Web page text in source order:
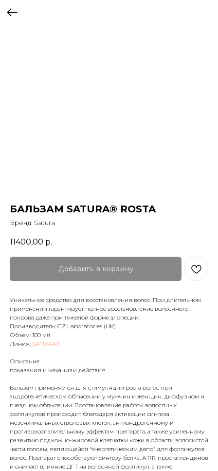
БАЛЬЗАМ SATURA® ROSTA
Бренд: Satura
11400,00 р.
Добавить в корзину
Уникальное средство для восстановления волос. При длительном
применении гарантирует полное восстановление волосяного
покрова даже при тяжёлой форме алопеции.
Производитель: GZ Laboratories (UK)
Объем: 100 мл
Линия: SATURA®
Описание
показания и механизм действия
Бальзам применяется для стимуляции роста волос при
андрогенетическом облысении у мужчин и женщин, диффузном и
гнездном облысении. Восстановление работы волосяных
фолликулов происходит благодаря активации синтеза
мезенхимальных стволовых клеток, антиандрогенному и
противовоспалительному эффектам препарата, а также усиленному
развитию подкожно-жировой клетчатки кожи в области волосистой
части головы, являющейся “энергетическим депо” для фолликулов
волос. Препарат способствуют синтезу белка, АТФ, простагландинов
и снижает влияние ДГТ на волосяной фолликул, а также